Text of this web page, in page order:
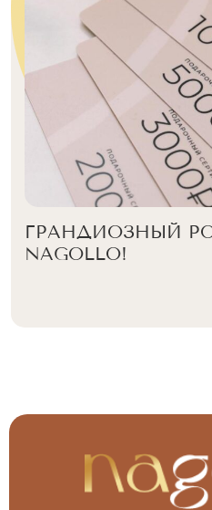
ГРАНДИОЗНЫЙ
NAGOLLO!